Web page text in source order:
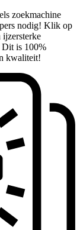
zoekmachine
nodig! Klik op
ijzersterke
Dit is 100%
kwaliteit!